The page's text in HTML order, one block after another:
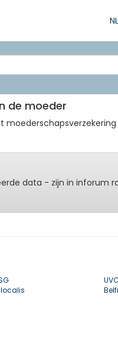
NL
de moeder
data - zijn in inforum